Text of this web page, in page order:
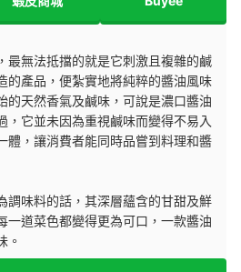
最無法抵擋的就是它刺激且複雜的鹹
的產品，便紮實地將純粹的醬油風味
的天然香氣及鹹味，可說是濃口醬油
，它並未因為重視鹹味而變得不易入
體，讓消費者能同時品嘗到料理和醬
調味料的話，其深層蘊含的甘甜及鮮
一道菜色都變得更為可口，一款醬油
。